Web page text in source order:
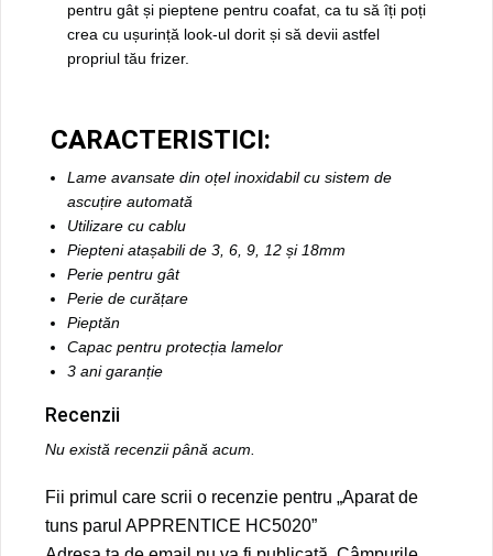
pentru gât și pieptene pentru coafat, ca tu să îți poți
crea cu ușurință look-ul dorit și să devii astfel
propriul tău frizer.
CARACTERISTICI:
Lame avansate din oțel inoxidabil cu sistem de
ascuțire automată
Utilizare cu cablu
Piepteni atașabili de 3, 6, 9, 12 și 18mm
Perie pentru gât
Perie de curățare
Pieptăn
Capac pentru protecția lamelor
3 ani garanție
Recenzii
Nu există recenzii până acum.
Fii primul care scrii o recenzie pentru „Aparat de
tuns parul APPRENTICE HC5020”